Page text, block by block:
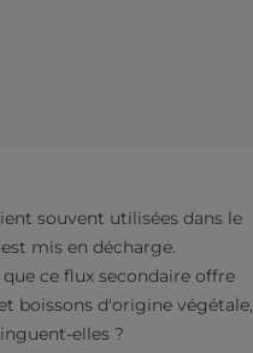
souvent utilisées dans le
mis en décharge.
ce flux secondaire offre
boissons d'origine végétale,
elles ?